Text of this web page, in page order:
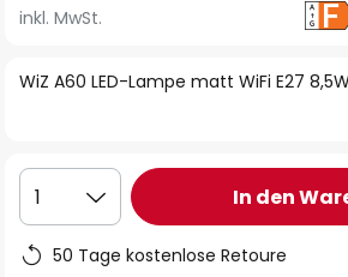
der
springen
WiZ A60 LED-Lampe matt WiFi E27
inkl. MwSt.
1 In den
50 Tage kostenlose Retoure